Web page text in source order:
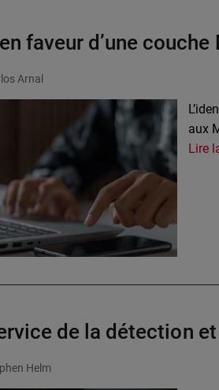
faveur d’une
Arnal
aux
Lire
de la détection
Helm